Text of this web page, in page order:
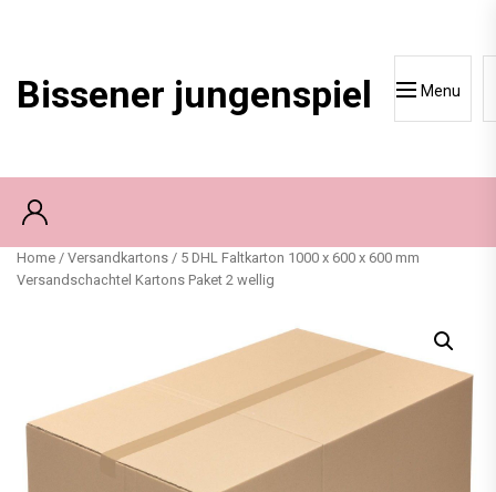
Bissener jungenspiel Menu
Home / Versandkartons / 5 DHL Faltkarton 1000 x 600 x 600 mm
Versandschachtel Kartons Paket 2 wellig